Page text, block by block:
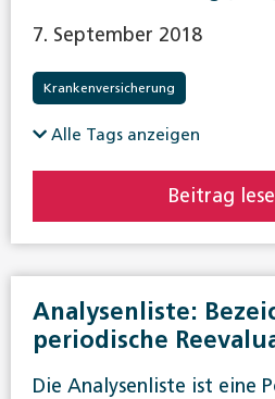
7. September 2018
Krankenversicherung
Alle Tags anzeigen
Beitrag
Analysenliste:
periodische
Die Analysenliste ist eine